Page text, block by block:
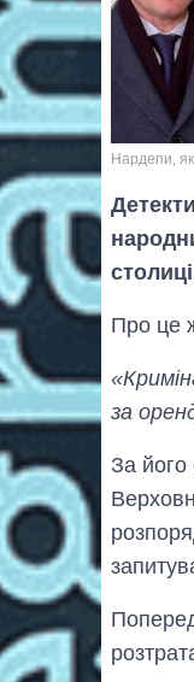
Нардепи,
Про це
за
За його